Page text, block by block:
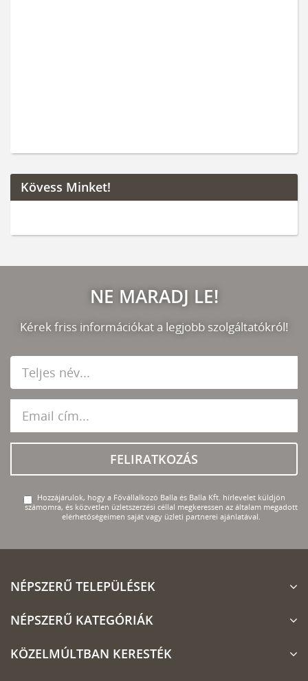
Kövess Minket!
NE MARADJ LE!
Kérek friss információkat a legjobb szolgáltatókról!
FELIRATKOZÁS
Hozzájárulok, hogy a Fővállalkozó Balla és Balla Kft. hírlevelet küldjön
számomra, és közvetlen üzletszerzési céllal megkeressen az általam megadott
elérhetőségeimen saját vagy üzleti partnerei ajánlatával.
NÉPSZERŰ TELEPÜLÉSEK
NÉPSZERŰ KATEGÓRIÁK
KÖZELMÚLTBAN KERESTÉK